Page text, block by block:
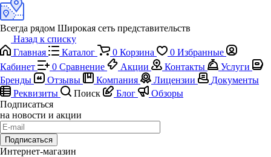
Всегда рядом Широкая сеть представительств
Назад к списку
Главная
Каталог 0 Корзина 0 Избранные
Кабинет
0 Сравнение Акции Контакты
Услуги
Бренды
Отзывы Компания Лицензии
Документы
Реквизиты
Поиск Блог
Обзоры
Подписаться
на новости и акции
Подписаться
Интернет-магазин